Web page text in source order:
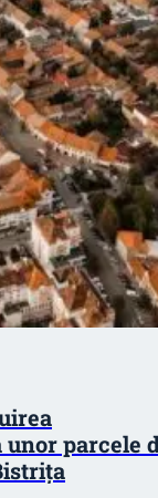
parcele